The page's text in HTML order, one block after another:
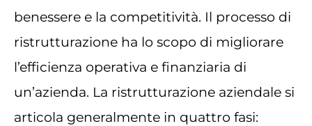
benessere e la competitività. Il processo di
ristrutturazione ha lo scopo di migliorare
l’efficienza operativa e finanziaria di
un’azienda. La ristrutturazione aziendale si
articola generalmente in quattro fasi: